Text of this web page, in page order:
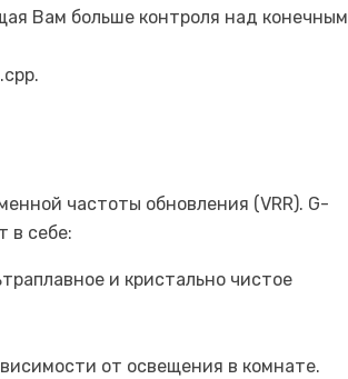
Вам больше контроля над конечным
частоты обновления (VRR). G-
в себе:
и кристально чистое
от освещения в комнате.